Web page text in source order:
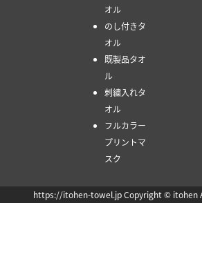
オル
のし付きタ
オル
既製品タオ
ル
刺繍入れタ
オル
フルカラー
プリントマ
スク
https://itohen-towel.jp Copyright © itohen